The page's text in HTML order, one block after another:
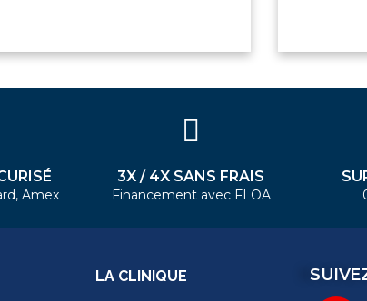
Amex
3X / 4X SANS FRAIS
Financement avec FLOA
LA CLINIQUE